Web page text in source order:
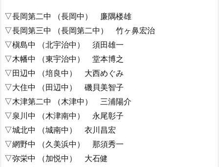
▽長岡第二中 （長岡中） 廉隅楼雄
▽長岡第三中 （長岡第二中） 竹ヶ鼻宏治
▽槇島中 （北宇治中） 須田雄一
▽木幡中 （東宇治中） 堂本博之
▽田辺中 （培良中） 大西めぐみ
▽大住中 （田辺中） 磯貝美智子
▽木津第二中 （木津中） 三浦陽介
▽泉川中 （木津南中） 永尾彰子
▽城北中 （城南中） 衣川昌宏
▽網野中 （久美浜中） 那須秀一
▽弥栄中 （加悦中） 大石健